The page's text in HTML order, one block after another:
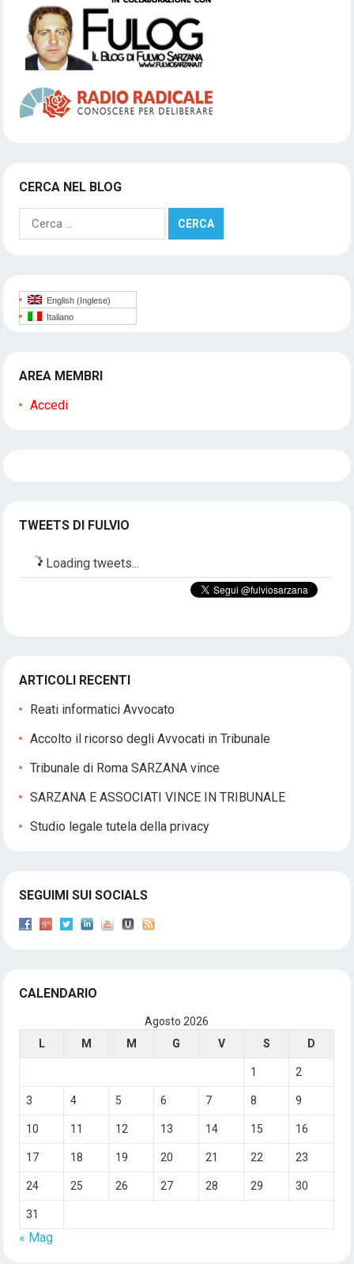
CERCA NEL BLOG
Ricerca
per:
English (Inglese)
Italiano
AREA MEMBRI
Accedi
TWEETS DI FULVIO
Loading tweets...
ARTICOLI RECENTI
Reati informatici Avvocato
Accolto il ricorso degli Avvocati in Tribunale
Tribunale di Roma SARZANA vince
SARZANA E ASSOCIATI VINCE IN TRIBUNALE
Studio legale tutela della privacy
SEGUIMI SUI SOCIALS
CALENDARIO
Agosto 2026
L
M M G V S D
1 2
3 4 5 6 7 8 9
10 11 12 13 14 15 16
17 18 19 20 21 22 23
24 25 26 27 28 29 30
31
« Mag